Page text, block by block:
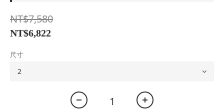
NT$7,580
NT$6,822
尺寸